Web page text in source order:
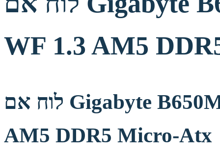
WF 1.3 AM5
לוח אם Gigabyte B650M GAMING PLUS WF 1.3
AM5 DDR5 Micro-Atx